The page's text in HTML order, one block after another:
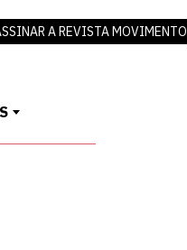
A REVISTA MOVIMENTO